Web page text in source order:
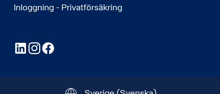
Inloggning - Privatförsäkring
LinkedInInstagram